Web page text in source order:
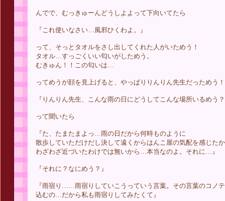
んでで、むっきゅーんどうしよよって下向いてたら
『これ使いなさい…風邪ひくわよ。』
って、そっとタオルをさし出してくれた人がいためう！
タオル…すっごくいい匂いがしためう。
むきゅん！！この匂いは…
ってめうが顔を見上げると、やっぱりりんりん先生だっためう！
『りんりん先生、こんな雨の日にどうしてこんな場所いるめう
って聞いたら
『た、たまたまよっ…雨の日だから何時ものように
散歩していただけだし決して遠くからはんこ屋の気配を感じた
わざわざ近づいたわけでは無いから…本当なのよ。それに…』
『それに？なにめう？』
『雨宿り……雨宿りしていこうっていう言葉。その言葉のコノ
込むの…だから私も雨宿りしてみたくて』